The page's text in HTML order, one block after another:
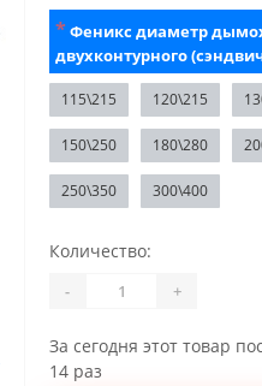
*Феникс диаметр
двухконтурного
115\215 120\215
150\250 180\280
250\350 300\400
Количество:
- +
За сегодня этот товар
14 раз